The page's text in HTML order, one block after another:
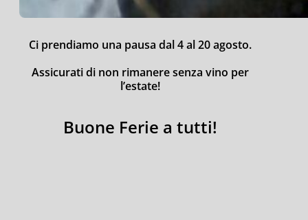
Ci prendiamo una pausa dal 4 al 20 agosto.
Assicurati di non rimanere senza vino per
l’estate!
Buone Ferie a tutti!